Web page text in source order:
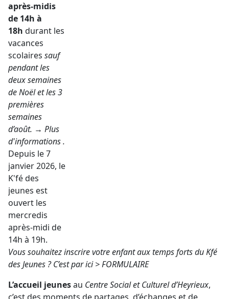
après-midis
de 14h à
18h durant les
vacances
scolaires sauf
pendant les
deux semaines
de Noël et les 3
premières
semaines
d’août. → Plus
d'informations .
Depuis le 7
janvier 2026, le
K'fé des
jeunes est
ouvert les
mercredis
après-midi de
14h à 19h.
Vous souhaitez inscrire votre enfant aux temps forts du Kfé
des Jeunes ? C’est par ici >FORMULAIRE
L’accueil jeunesau Centre Social et Culturel d’Heyrieux,